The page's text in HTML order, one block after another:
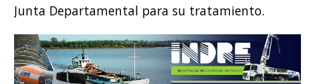
Junta Departamental para su tratamiento.